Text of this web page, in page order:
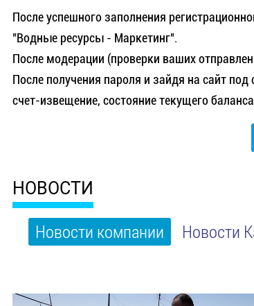
После успешного заполнения
"Водные ресурсы - Маркетинг".
После модерации (проверки ваших
После получения пароля и зайдя на сайт
счет-извещение, состояние текущего
НОВОСТИ
Новости компании Новости